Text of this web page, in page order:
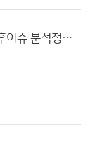
[대전지방기상청] 기후특성&기후이슈 분석정보 만족도 조사 결과입니다.